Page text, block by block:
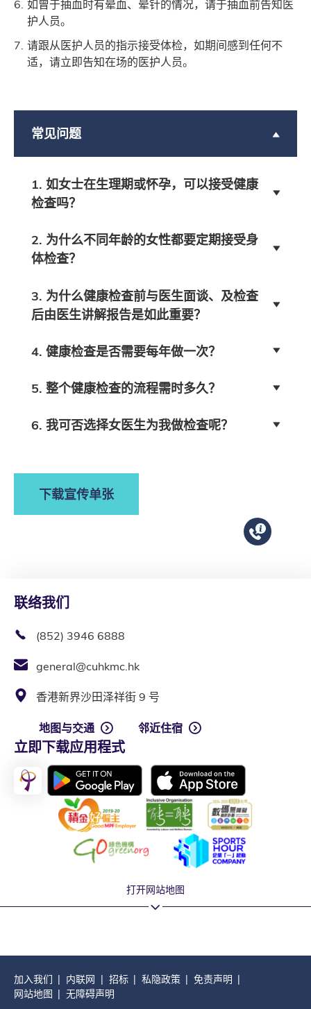
如曾于抽血时有晕血、晕针的情况，请于抽血前告知医
护人员。
请跟从医护人员的指示接受体检，如期间感到任何不
适，请立即告知在场的医护人员。
常见问题
1. 如女士在生理期或怀孕，可以接受健康
检查吗？
2. 为什么不同年龄的女性都要定期接受身
体检查？
3. 为什么健康检查前与医生面谈、及检查
后由医生讲解报告是如此重要？
4. 健康检查是否需要每年做一次？
5. 整个健康检查的流程需时多久？
6. 我可否选择女医生为我做检查呢？
下载宣传单张
联络我们
(852) 3946 6888
general@cuhkmc.hk
香港新界沙田泽祥街 9 号
地图与交通 邻近住宿
立即下载应用程式
打开网站地图
加入我们 内联网 招标 私隐政策
免责声明
网站地图
无障碍声明